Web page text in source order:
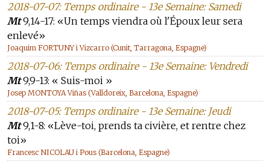
2018-07-07: Temps ordinaire - 13e Semaine: Samedi
Mt9,14-17: «Un temps viendra où l'Époux leur sera
enlevé»
Joaquim FORTUNY i Vizcarro (Cunit, Tarragona, Espagne)
2018-07-06: Temps ordinaire - 13e Semaine: Vendredi
Mt9,9-13: « Suis-moi »
Josep MONTOYA Viñas (Valldoreix, Barcelona, Espagne)
2018-07-05: Temps ordinaire - 13e Semaine: Jeudi
Mt9,1-8: «Lève-toi, prends ta civière, et rentre chez
toi»
Francesc NICOLAU i Pous (Barcelona, Espagne)